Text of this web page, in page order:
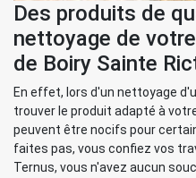
Des produits de
nettoyage de
de Boiry Sainte
En effet, lors d'un nettoyage
trouver le produit adapté à
peuvent être nocifs pour
faites pas, vous confiez vos
Ternus, vous n'avez aucun